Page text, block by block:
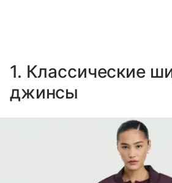
1. Классические
джинсы